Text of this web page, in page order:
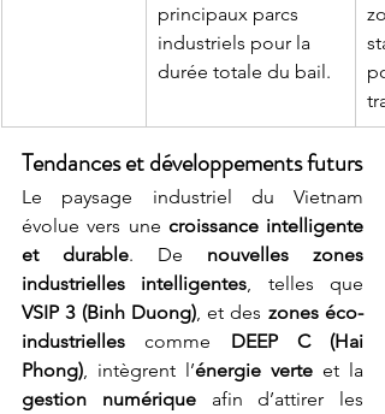
principaux parcs
industriels pour la
durée totale du bail.
Tendances et développements futurs
Le paysage industriel du Vietnam
évolue vers une croissance intelligente
et durable. De nouvelles zones
industrielles intelligentes
VSIP 3 (Binh Duong), et des zones éco-
industrielles comme DEEP C (Hai
Phong), intègrent l’énergie verte
gestion numérique afin d’attirer les